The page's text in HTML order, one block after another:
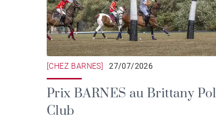
[CHEZ BARNES] 27/07/2026
Prix BARNES au Brittany
Club